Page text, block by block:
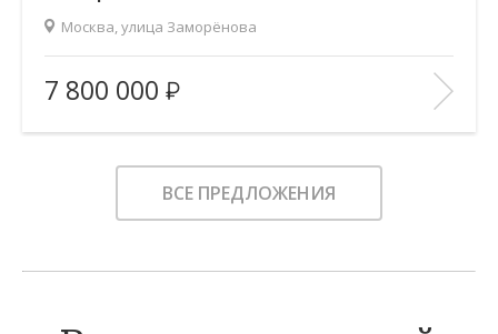
Москва, улица Заморёнова
Площадь (общ/жил/кух), м2:
90/—/—
Количество комнат:
2
Этаж:
5/—
В ИЗБРАННОЕ
7 800 000
ВСЕ ПРЕДЛОЖЕНИЯ